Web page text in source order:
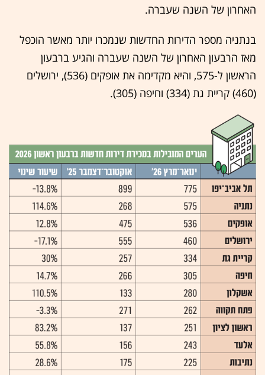
האחרון של השנה שעברה.
בנתניה מספר הדירות החדשות שנמכרו יותר מאשר הוכפל
מאז הרבעון האחרון של השנה שעברה והגיע ברבעון
הראשון ל-575, והיא מקדימה את אופקים (536), ירושלים
(460) קריית גת (334) וחיפה (305).